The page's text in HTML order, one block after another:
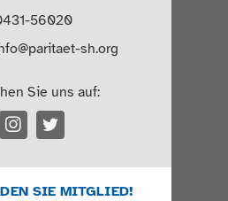
56020
sh.org
Sie uns auf:
SIE MITGLIED!